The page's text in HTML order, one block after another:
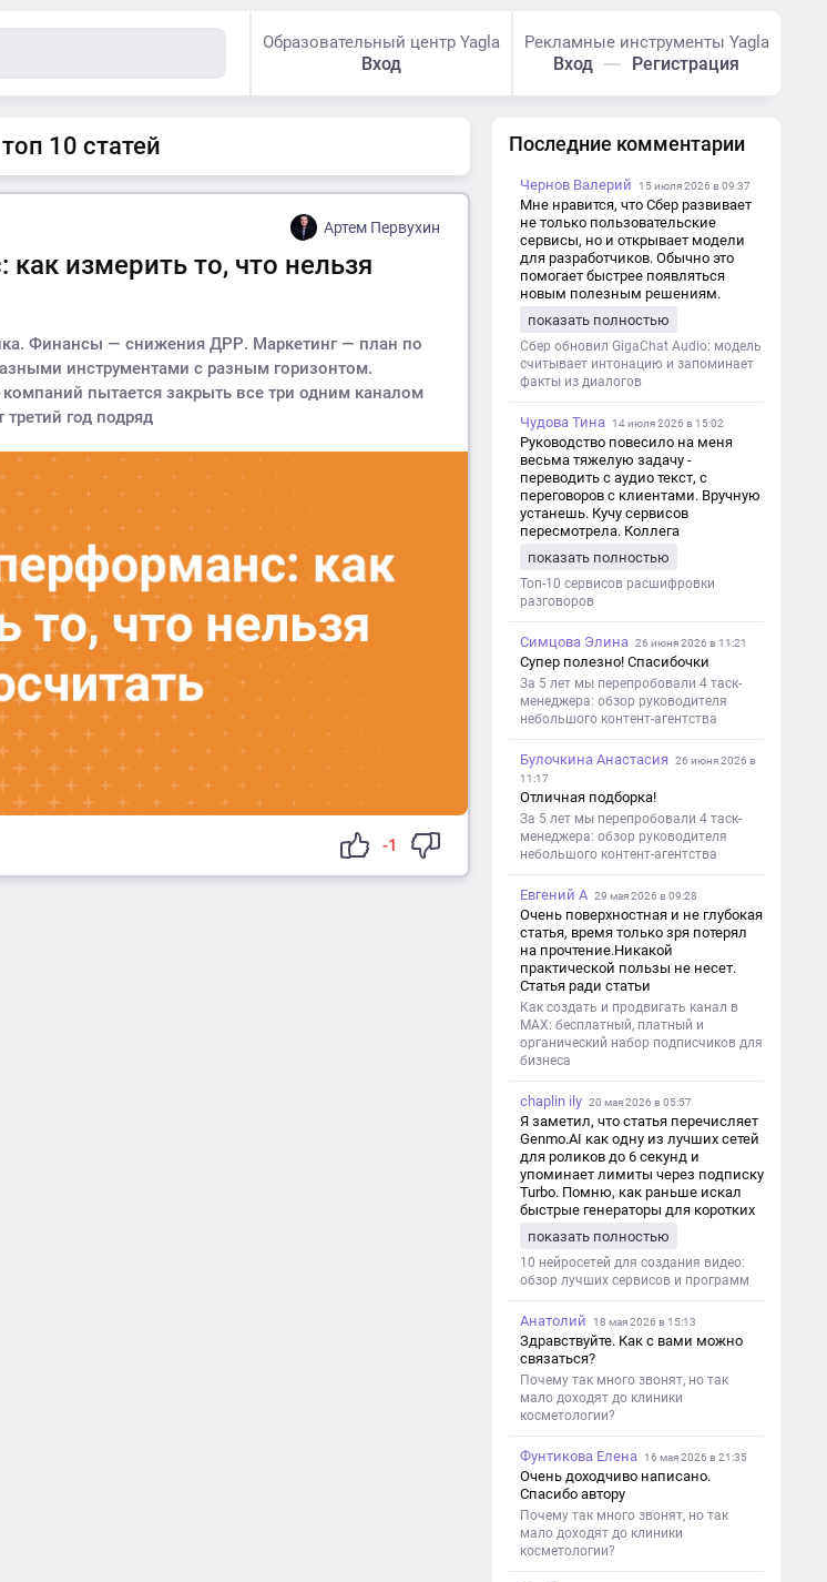
Образовательный центр Yagla
Вход
Рекламные инструменты Yagla
Вход Регистрация
10 статей
Артем Первухин
измерить то, что нельзя
Финансы — снижения ДРР. Маркетинг — план по
инструментами с разным горизонтом.
пытается закрыть все три одним каналом
третий год подряд
-1
Последние комментарии
Чернов Валерий 15 июля 2026 в 09:37
Мне нравится, что Сбер развивает
не только пользовательские
сервисы, но и открывает модели
для разработчиков. Обычно это
помогает быстрее появляться
новым полезным решениям.
показать полностью
Сбер обновил GigaChat Audio: модель
считывает интонацию и запоминает
факты из диалогов
Чудова Тина 14 июля 2026 в 15:02
Руководство повесило на меня
весьма тяжелую задачу -
переводить с аудио текст, с
переговоров с клиентами. Вручную
устанешь. Кучу сервисов
пересмотрела. Коллега
хорошо переводит. Мало
редактировать по итогу. Советую.
показать полностью
Топ-10 сервисов расшифровки
разговоров
Симцова Элина 26 июня 2026 в 11:21
Супер полезно! Спасибочки
За 5 лет мы перепробовали 4 таск-
менеджера: обзор руководителя
небольшого контент-агентства
Булочкина Анастасия
26 июня 2026 в
11:17
Отличная подборка!
За 5 лет мы перепробовали 4 таск-
менеджера: обзор руководителя
небольшого контент-агентства
Евгений А 29 мая 2026 в 09:28
Очень поверхностная и не глубокая
статья, время только зря потерял
на прочтение.Никакой
практической пользы не несет.
Статья ради статьи
Как создать и продвигать канал в
MAX: бесплатный, платный и
органический набор подписчиков для
бизнеса
chaplin ily 20 мая 2026 в 05:57
Я заметил, что статья перечисляет
Genmo.AI как одну из лучших сетей
для роликов до 6 секунд и
упоминает лимиты через подписку
Turbo. Помню, как раньше искал
быстрые генераторы для коротких
такой обзор именно с акцентом на
ограничения и подпись. Image V2
показать полностью
10 нейросетей для создания видео:
обзор лучших сервисов и программ
Анатолий 18 мая 2026 в 15:13
Здравствуйте. Как с вами можно
связаться?
Почему так много звонят, но так
мало доходят до клиники
косметологии?
Фунтикова Елена 16 мая 2026 в 21:35
Очень доходчиво написано.
Спасибо автору
Почему так много звонят, но так
мало доходят до клиники
косметологии?